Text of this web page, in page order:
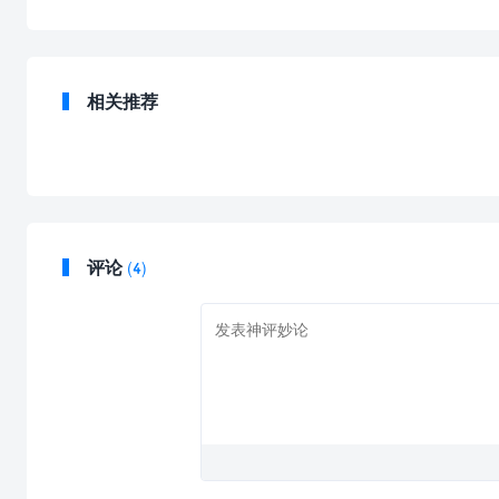
相关推荐
评论 (4)